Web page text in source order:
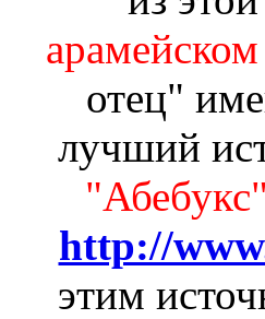
отец"
лучший
"Абебукс"
http://
этим